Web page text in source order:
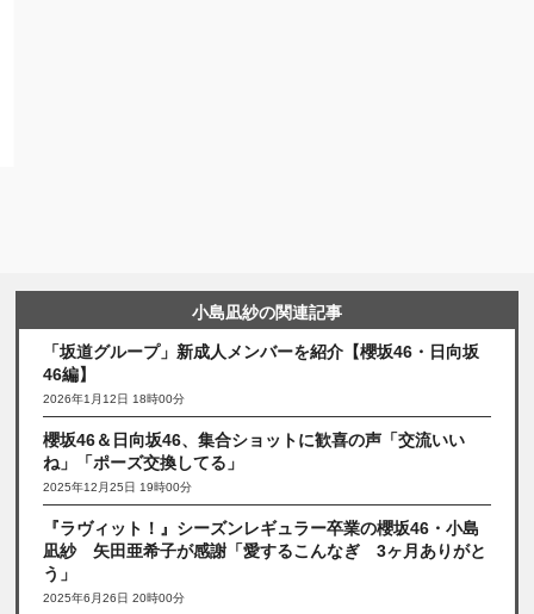
小島凪紗の関連記事
「坂道グループ」新成人メンバーを紹介【櫻坂46・日向坂
46編】
2026年1月12日 18時00分
櫻坂46＆日向坂46、集合ショットに歓喜の声「交流いい
ね」「ポーズ交換してる」
2025年12月25日 19時00分
『ラヴィット！』シーズンレギュラー卒業の櫻坂46・小島
凪紗 矢田亜希子が感謝「愛するこんなぎ 3ヶ月ありがと
う」
2025年6月26日 20時00分